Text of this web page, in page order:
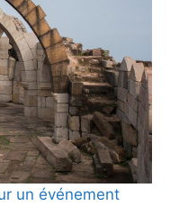
un événement